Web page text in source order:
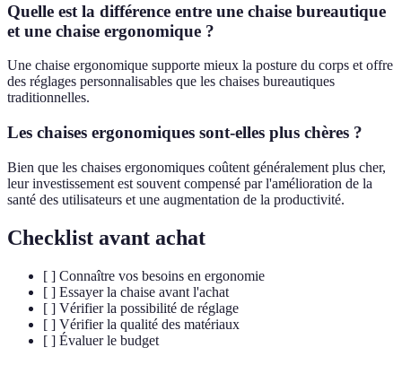
Quelle est la différence entre une chaise bureautique
et une chaise ergonomique ?
Une chaise ergonomique supporte mieux la posture du corps et offre
des réglages personnalisables que les chaises bureautiques
traditionnelles.
Les chaises ergonomiques sont-elles plus chères ?
Bien que les chaises ergonomiques coûtent généralement plus cher,
leur investissement est souvent compensé par l'amélioration de la
santé des utilisateurs et une augmentation de la productivité.
Checklist avant achat
[ ] Connaître vos besoins en ergonomie
[ ] Essayer la chaise avant l'achat
[ ] Vérifier la possibilité de réglage
[ ] Vérifier la qualité des matériaux
[ ] Évaluer le budget